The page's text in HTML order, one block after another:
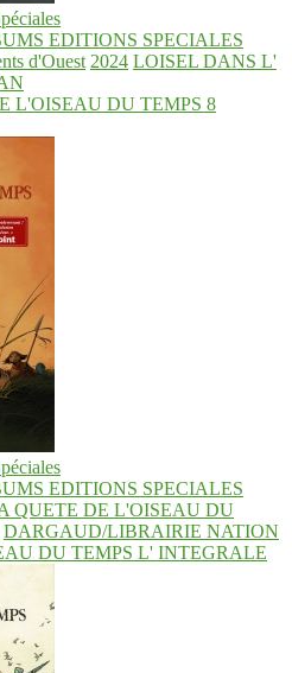
EDITIONS SPECIALES
d'Ouest 2024 LOISEL DANS L'
L'OISEAU DU TEMPS 8
EDITIONS SPECIALES
QUETE DE L'OISEAU DU
DARGAUD/LIBRAIRIE NATION
DU TEMPS L' INTEGRALE